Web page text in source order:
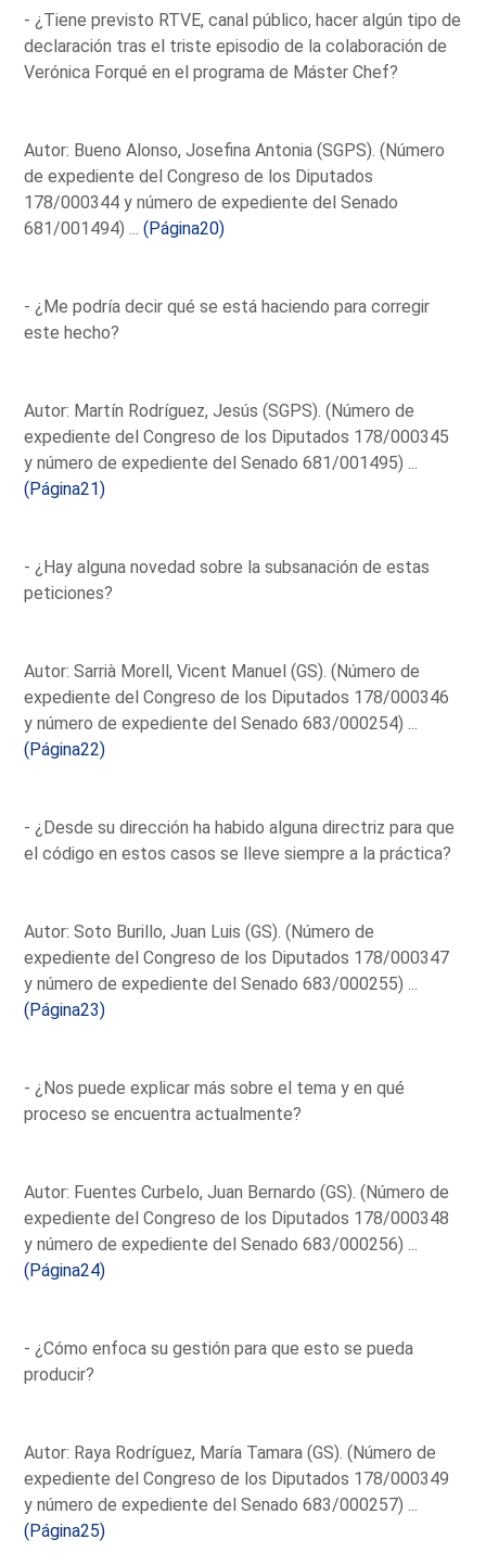
- ¿Tiene previsto RTVE, canal público, hacer algún tipo de
declaración tras el triste episodio de la colaboración de
Verónica Forqué en el programa de Máster Chef?
Autor: Bueno Alonso, Josefina Antonia (SGPS). (Número
de expediente del Congreso de los Diputados
178/000344 y número de expediente del Senado
681/001494) ...(Página20)
- ¿Me podría decir qué se está haciendo para corregir
este hecho?
Autor: Martín Rodríguez, Jesús (SGPS). (Número de
expediente del Congreso de los Diputados 178/000345
y número de expediente del Senado 681/001495) ...
(Página21)
- ¿Hay alguna novedad sobre la subsanación de estas
peticiones?
Autor: Sarrià Morell, Vicent Manuel (GS). (Número de
expediente del Congreso de los Diputados 178/000346
y número de expediente del Senado 683/000254) ...
(Página22)
- ¿Desde su dirección ha habido alguna directriz para que
el código en estos casos se lleve siempre a la práctica?
Autor: Soto Burillo, Juan Luis (GS). (Número de
expediente del Congreso de los Diputados 178/000347
y número de expediente del Senado 683/000255) ...
(Página23)
- ¿Nos puede explicar más sobre el tema y en qué
proceso se encuentra actualmente?
Autor: Fuentes Curbelo, Juan Bernardo (GS). (Número de
expediente del Congreso de los Diputados 178/000348
y número de expediente del Senado 683/000256) ...
(Página24)
- ¿Cómo enfoca su gestión para que esto se pueda
producir?
Autor: Raya Rodríguez, María Tamara (GS). (Número de
expediente del Congreso de los Diputados 178/000349
y número de expediente del Senado 683/000257) ...
(Página25)